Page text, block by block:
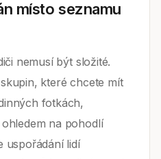
místo seznamu
nemusí být složité.
které chcete mít
fotkách,
na pohodlí
uspořádání lidí